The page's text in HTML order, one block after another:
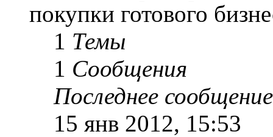
покупки готового
1 Темы
1 Сообщения
Последнее сообщение
15 янв 2012, 15:53